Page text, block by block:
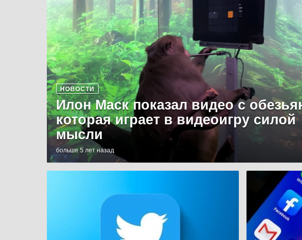
НОВОСТИ
Илон Маск показал видео с
которая играет в видеоигру силой
мысли
больше 5 лет назад